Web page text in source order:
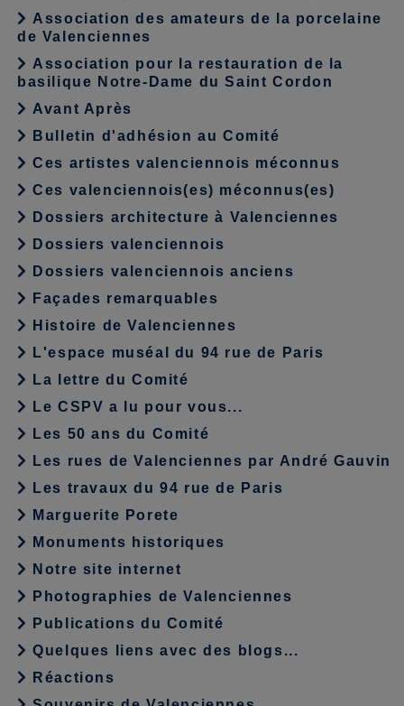
Association des amateurs de la porcelaine
de Valenciennes
Association pour la restauration de la
basilique Notre-Dame du Saint Cordon
Avant Après
Bulletin d'adhésion au Comité
Ces artistes valenciennois méconnus
Ces valenciennois(es) méconnus(es)
Dossiers architecture à Valenciennes
Dossiers valenciennois
Dossiers valenciennois anciens
Façades remarquables
Histoire de Valenciennes
L'espace muséal du 94 rue de Paris
La lettre du Comité
Le CSPV a lu pour vous...
Les 50 ans du Comité
Les rues de Valenciennes par André Gauvin
Les travaux du 94 rue de Paris
Marguerite Porete
Monuments historiques
Notre site internet
Photographies de Valenciennes
Publications du Comité
Quelques liens avec des blogs...
Réactions